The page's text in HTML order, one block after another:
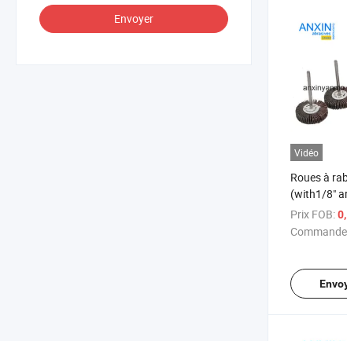
Envoyer
Vidéo
Roues à
(with1/8"
Prix FOB: